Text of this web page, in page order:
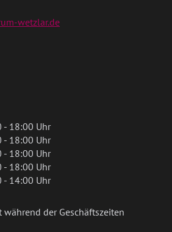
wetzlar.de
- 18:00 Uhr
- 18:00 Uhr
- 18:00 Uhr
- 18:00 Uhr
- 14:00 Uhr
der Geschäftszeiten